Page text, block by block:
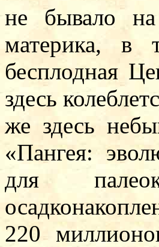
не бывало
материка, в
бесплодная
здесь
же здесь
«Пангея:
для
220